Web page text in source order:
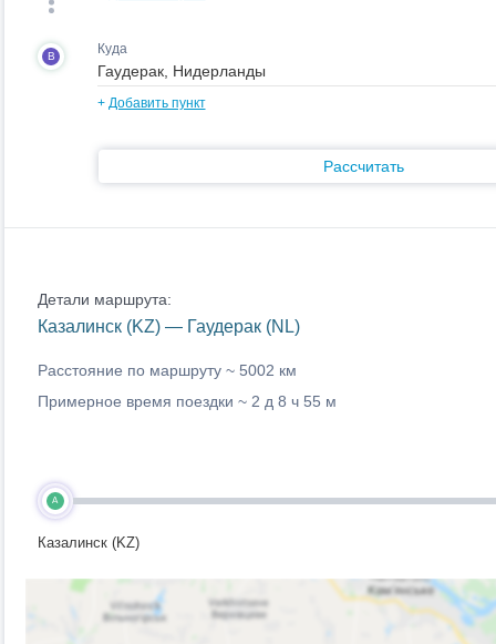
B Куда
+ Добавить пункт
Рассчитать
Детали маршрута:
Казалинск (KZ) — Гаудерак (NL)
Расстояние по маршруту ~ 5002 км
Примерное время поездки ~ 2 д 8 ч 55 м
A
Казалинск (KZ)